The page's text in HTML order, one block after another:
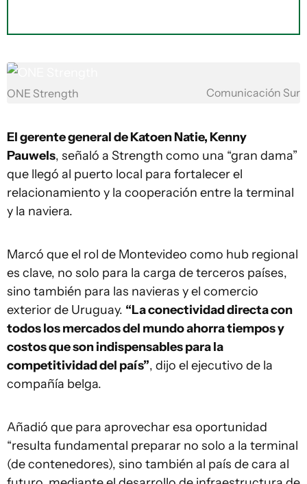
ONE Strength Comunicación Sur
El gerente general de Katoen Natie, Kenny
Pauwels, señaló a Strength como una “gran dama”
que llegó al puerto local para fortalecer el
relacionamiento y la cooperación entre la terminal
y la naviera.
Marcó que el rol de Montevideo como hub regional
es clave, no solo para la carga de terceros países,
sino también para las navieras y el comercio
exterior de Uruguay. “La conectividad directa con
todos los mercados del mundo ahorra tiempos y
costos que son indispensables para la
competitividad del país”, dijo el ejecutivo de la
compañía belga.
Añadió que para aprovechar esa oportunidad
“resulta fundamental preparar no solo a la terminal
(de contenedores), sino también al país de cara al